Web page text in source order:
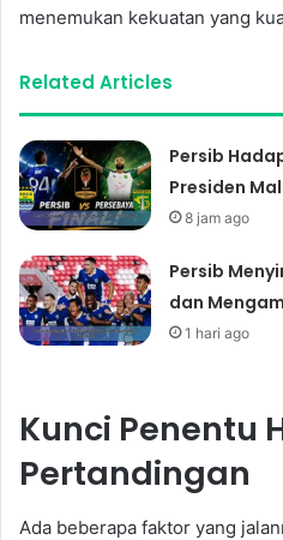
menemukan kekuatan yang
Related Articles
Persib
Presiden
8 jam ago
Persib
dan
1 hari ago
Kunci Penentu
Pertandingan
Ada beberapa faktor yang